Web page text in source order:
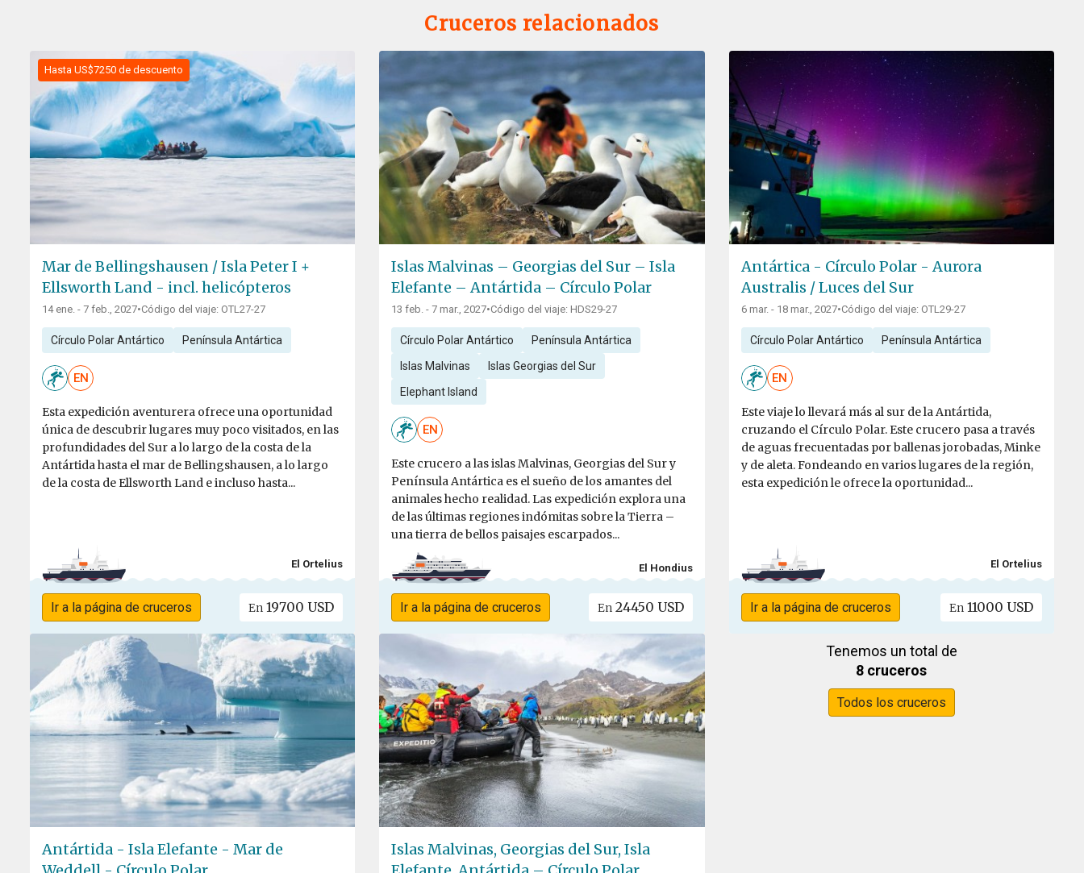
Cruceros relacionados
Hasta US$7250 de descuento
Mar de Bellingshausen / Isla Peter I +
Ellsworth Land - incl. helicópteros
14 ene. - 7 feb., 2027•Código del viaje: OTL27-27
Círculo Polar Antártico Península Antártica
EN
Esta expedición aventurera ofrece una oportunidad
única de descubrir lugares muy poco visitados, en las
profundidades del Sur a lo largo de la costa de la
Antártida hasta el mar de Bellingshausen, a lo largo
de la costa de Ellsworth Land e incluso hasta...
El Ortelius
Ir a la página de cruceros En 19700 USD
Islas Malvinas – Georgias del Sur – Isla
Elefante – Antártida – Círculo Polar
13 feb. - 7 mar., 2027•Código del viaje: HDS29-27
Círculo Polar Antártico Península Antártica
Islas Malvinas Islas Georgias del Sur
Elephant Island
EN
Este crucero a las islas Malvinas, Georgias del Sur y
Península Antártica es el sueño de los amantes del
animales hecho realidad. Las expedición explora una
de las últimas regiones indómitas sobre la Tierra –
una tierra de bellos paisajes escarpados...
El Hondius
Ir a la página de cruceros En24450 USD
Antártica - Círculo Polar - Aurora
Australis / Luces del Sur
6 mar. - 18 mar., 2027•Código del viaje: OTL29-27
Círculo Polar Antártico Península Antártica
EN
Este viaje lo llevará más al sur de la Antártida,
cruzando el Círculo Polar. Este crucero pasa a través
de aguas frecuentadas por ballenas jorobadas, Minke
y de aleta. Fondeando en varios lugares de la región,
esta expedición le ofrece la oportunidad...
El Ortelius
Ir a la página de cruceros En 11000 USD
Antártida - Isla Elefante - Mar de
Islas Malvinas, Georgias del Sur, Isla
Tenemos un total de
8 cruceros
Todos los cruceros